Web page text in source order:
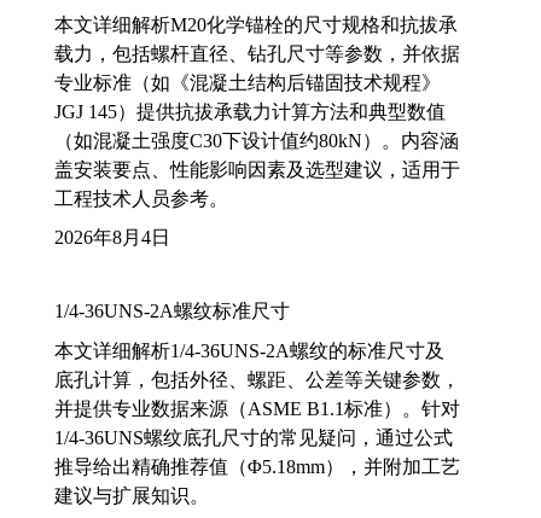
本文详细解析M20化学锚栓的尺寸规格和抗拔承
载力，包括螺杆直径、钻孔尺寸等参数，并依据
专业标准（如《混凝土结构后锚固技术规程》
JGJ 145）提供抗拔承载力计算方法和典型数值
（如混凝土强度C30下设计值约80kN）。内容涵
盖安装要点、性能影响因素及选型建议，适用于
工程技术人员参考。
2026年8月4日
1/4-36UNS-2A螺纹标准尺寸
本文详细解析1/4-36UNS-2A螺纹的标准尺寸及
底孔计算，包括外径、螺距、公差等关键参数，
并提供专业数据来源（ASME B1.1标准）。针对
1/4-36UNS螺纹底孔尺寸的常见疑问，通过公式
推导给出精确推荐值（Φ5.18mm），并附加工艺
建议与扩展知识。